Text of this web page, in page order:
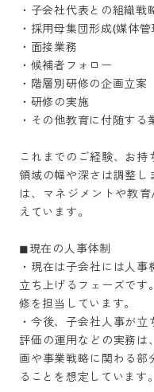
・子会社代表との組織戦
・採用母集団形成(媒体
・面接業務
・候補者フォロー
・階層別研修の企画立案
・研修の実施
・その他教育に付随する
これまでのご経験、お持
領域の幅や深さは調整し
は、マネジメントや教
えています。
◼︎現在の人事体制
・現在は子会社には人
立ち上げるフェーズです
修を担当しています。
・今後、子会社人事が立
評価の運用などの実務は
画や事業戦略に関わる部
ることを想定しています。